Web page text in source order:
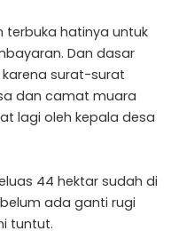
terbuka hatinya untuk
Dan dasar
surat-surat
dan camat muara
lagi oleh kepala desa
44 hektar sudah di
ada ganti rugi
tuntut.